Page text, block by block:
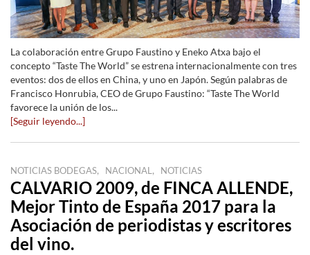
La colaboración entre Grupo Faustino y Eneko Atxa bajo el
concepto “Taste The World” se estrena internacionalmente con tres
eventos: dos de ellos en China, y uno en Japón. Según palabras de
Francisco Honrubia, CEO de Grupo Faustino: “Taste The World
favorece la unión de los...
[Seguir leyendo...]
NOTICIAS BODEGAS, NACIONAL , NOTICIAS
CALVARIO 2009, de FINCA ALLENDE,
Mejor Tinto de España 2017 para la
Asociación de periodistas y escritores
del vino.